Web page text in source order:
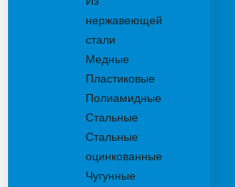
нержавеющей
стали
Медные
Пластиковые
Полиамидные
Стальные
Стальные
оцинкованные
Чугунные